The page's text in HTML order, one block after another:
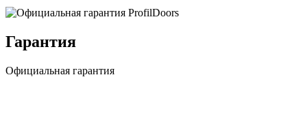
Гарантия
Официальная гарантия